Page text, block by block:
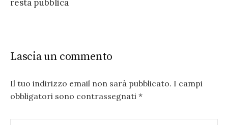
resta pubblica
Lascia un commento
Il tuo indirizzo email non sarà pubblicato. I campi
obbligatori sono contrassegnati *